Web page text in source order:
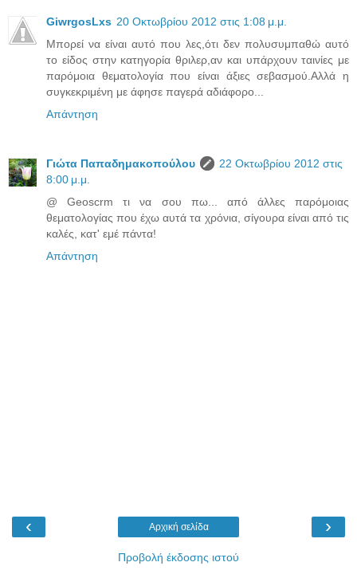
GiwrgosLxs 20 Οκτωβρίου 2012 στις 1:08 μ.μ.
Μπορεί να είναι αυτό που λες,ότι δεν πολυσυμπαθώ αυτό
το είδος στην κατηγορία θριλερ,αν και υπάρχουν ταινίες με
παρόμοια θεματολογία που είναι άξιες σεβασμού.Αλλά η
συγκεκριμένη με άφησε παγερά αδιάφορο...
Απάντηση
Γιώτα Παπαδημακοπούλου
22 Οκτωβρίου 2012 στις
8:00 μ.μ.
@ Geoscrm τι να σου πω... από άλλες παρόμοιας
θεματολογίας που έχω αυτά τα χρόνια, σίγουρα είναι από τις
καλές, κατ' εμέ πάντα!
Απάντηση
‹ ›
Αρχική σελίδα
Προβολή έκδοσης ιστού